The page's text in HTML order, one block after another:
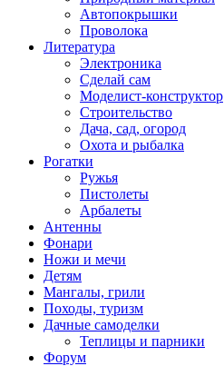
Автопокрышки
Проволока
Литература
Электроника
Сделай сам
Моделист-конструктор
Строительство
Дача, сад, огород
Охота и рыбалка
Рогатки
Ружья
Пистолеты
Арбалеты
Антенны
Фонари
Ножи и мечи
Детям
Мангалы, грили
Походы, туризм
Дачные самоделки
Теплицы и парники
Форум